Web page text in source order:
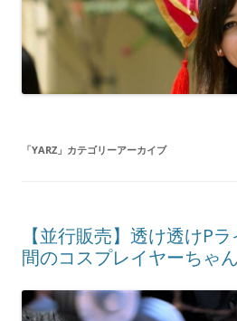
「YARZ 」カテゴリーアーカイブ
【並行販売】透け透けP
間のコスプレイヤーちゃん